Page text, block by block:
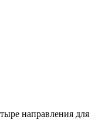
направления для